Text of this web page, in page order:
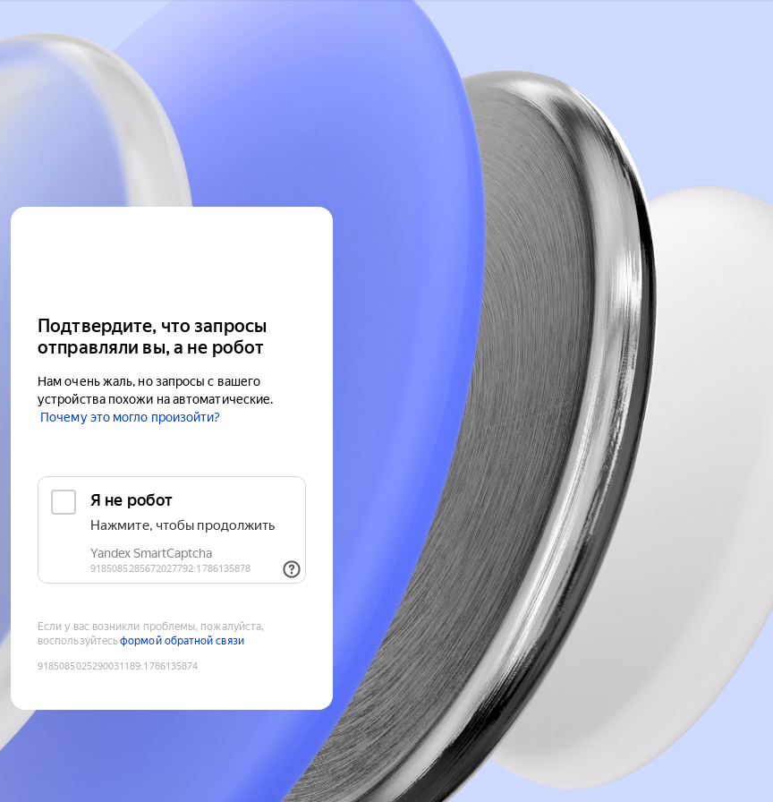
Подтвердите, что запросы
отправляли вы, а не робот
Нам очень жаль, но запросы с вашего
устройства похожи на автоматические.
Почему это могло произойти?
Если у вас возникли проблемы, пожалуйста,
воспользуйтесьформой обратной связи
9185085025290031189:1786135874